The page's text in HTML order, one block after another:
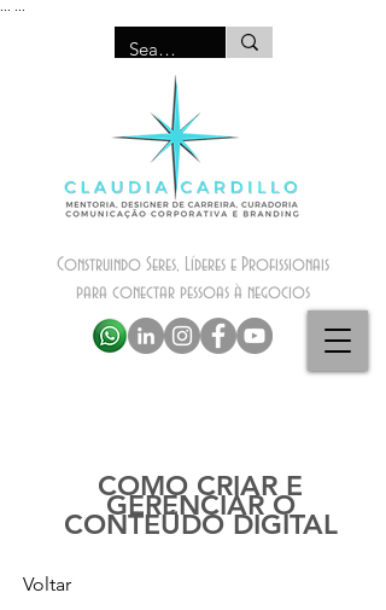
Construindo Seres, Líderes e Profissionais
para conectar pessoas à negocios
COMO CRIAR E
GERENCIAR O
CONTEÚDO DIGITAL
Voltar